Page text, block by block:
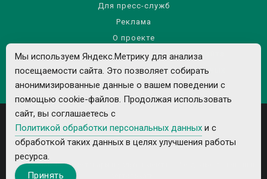
Для пресс-служб
Реклама
О проекте
Правила использования материалов сайта
Политика обработки персональных данных
Все рекламируемые товары и услуги имеют необходимые лицензии и
Мы используем Яндекс.Метрику для анализа
посещаемости сайта. Это позволяет собирать
анонимизированные данные о вашем поведении с
помощью cookie-файлов. Продолжая использовать
сайт, вы соглашаетесь с
Политикой обработки персональных данных и с
обработкой таких данных в целях улучшения работы
ресурса.
Принять